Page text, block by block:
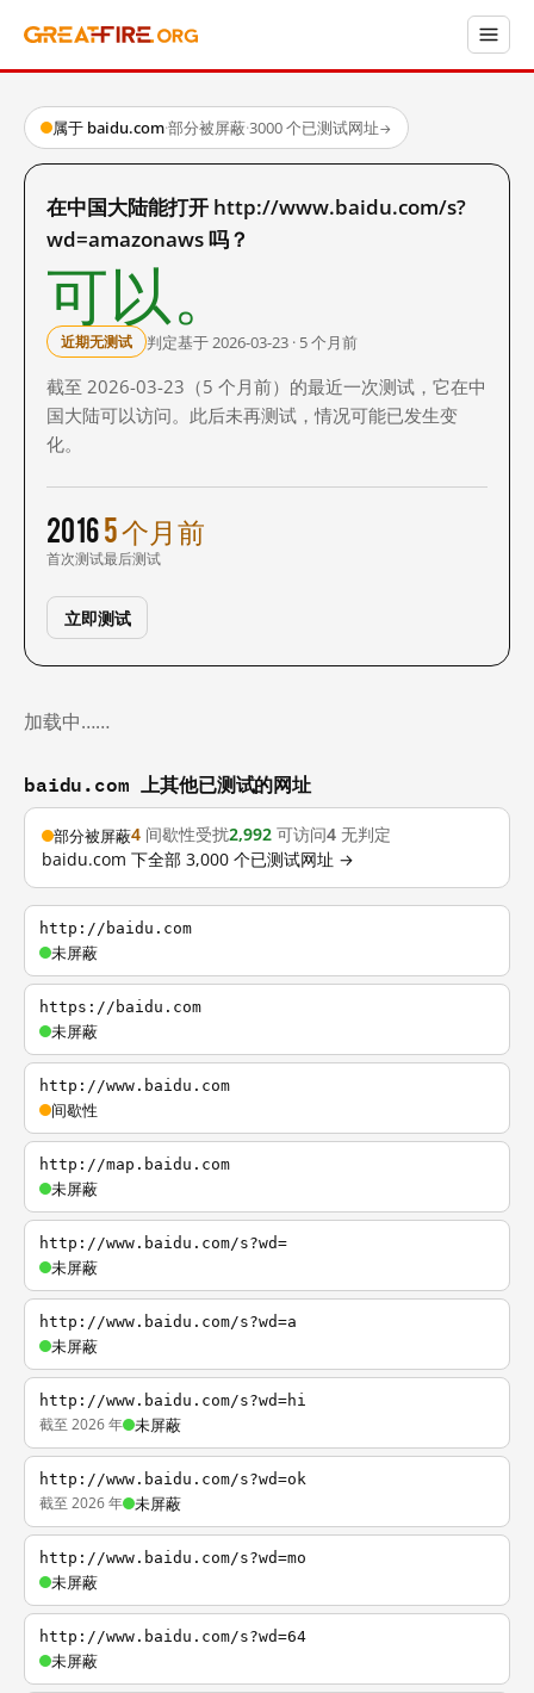
属于 baidu.com·部分被屏蔽·3000 个已测试网址→
在中国大陆能打开 http://www.baidu.com/s?
wd=amazonaws 吗？
可以。
近期无测试 判定基于 2026-03-23 · 5 个月前
截至 2026-03-23（5 个月前）的最近一次测试，它在中
国大陆可以访问。此后未再测试，情况可能已发生变
化。
2016
首次测试
5 个月前
最后测试
立即测试
加载中……
baidu.com 上其他已测试的网址
部分被屏蔽4 间歇性受扰2,992 可访问4 无判定
baidu.com 下全部 3,000 个已测试网址 →
http://baidu.com
未屏蔽
https://baidu.com
未屏蔽
http://www.baidu.com
间歇性
http://map.baidu.com
未屏蔽
http://www.baidu.com/s?wd=
未屏蔽
http://www.baidu.com/s?wd=a
未屏蔽
http://www.baidu.com/s?wd=hi
截至 2026 年 未屏蔽
http://www.baidu.com/s?wd=ok
截至 2026 年 未屏蔽
http://www.baidu.com/s?wd=mo
未屏蔽
http://www.baidu.com/s?wd=64
未屏蔽